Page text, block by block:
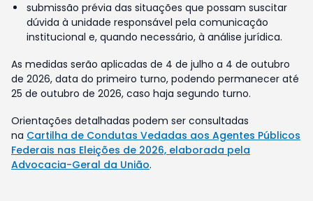
submissão prévia das situações que possam suscitar
dúvida à unidade responsável pela comunicação
institucional e, quando necessário, à análise jurídica.
As medidas serão aplicadas de 4 de julho a 4 de outubro
de 2026, data do primeiro turno, podendo permanecer até
25 de outubro de 2026, caso haja segundo turno.
Orientações detalhadas podem ser consultadas
na Cartilha de Condutas Vedadas aos Agentes Públicos
Federais nas Eleições de 2026, elaborada pela
Advocacia-Geral da União.